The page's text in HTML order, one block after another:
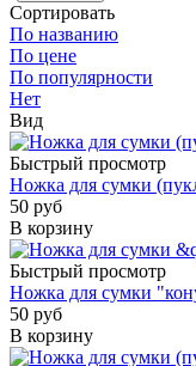
Сортировать
По названию
По цене
По популярности
Нет
Вид
Быстрый просмотр
Ножка для сумки
50 руб
В корзину
Быстрый просмотр
Ножка для сумки
50 руб
В корзину